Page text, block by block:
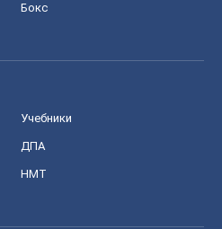
Бокс
Учебники
ДПА
НМТ